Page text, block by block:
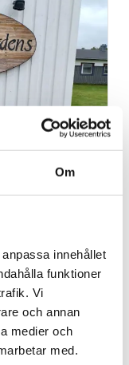
Om
innehållet
funktioner
Vi
och annan
medier och
med.